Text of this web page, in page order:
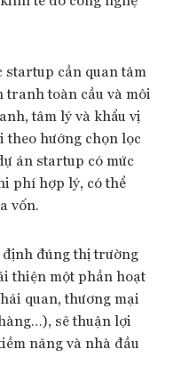
startup cần quan tâm
toàn cầu và môi
tâm lý và khẩu vị
theo hướng chọn lọc
án startup có mức
phí hợp lý, có thể
vốn.
định đúng thị trường
thiện một phần hoạt
quan, thương mại
sẽ thuận lợi
năng và nhà đầu